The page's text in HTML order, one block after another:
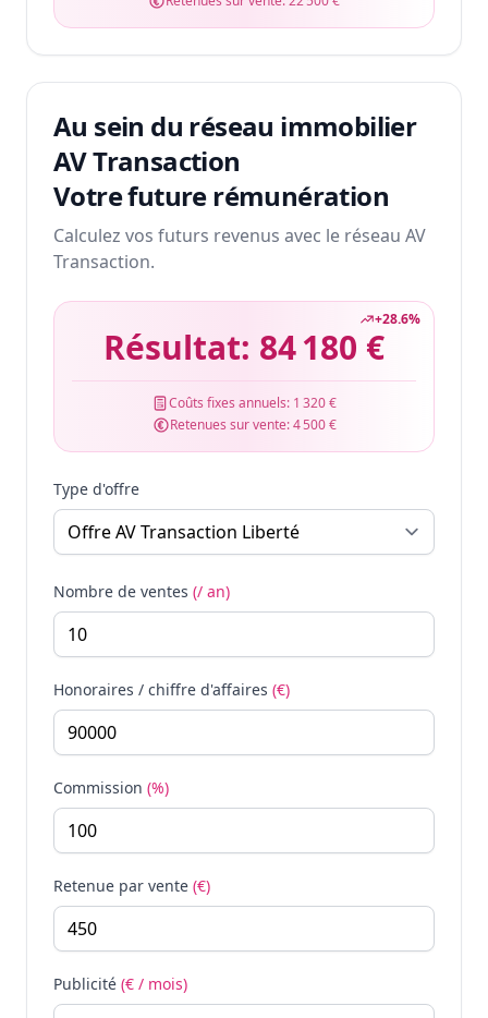
Au sein du réseau immobilier
AV Transaction
Votre future rémunération
Calculez vos futurs revenus avec le réseau AV
Transaction.
+28.6%
Résultat: 84 180 €
Coûts fixes annuels: 1 320 €
Retenues sur vente:4 500 €
Type d'offre
Nombre de ventes (/ an)
Honoraires / chiffre d'affaires (€)
Commission (%)
Retenue par vente (€)
Publicité (€ / mois)